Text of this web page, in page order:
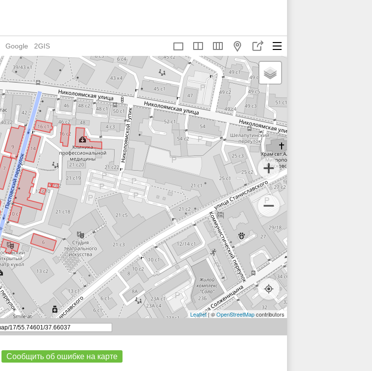
Google 2GIS
Leaflet| ©OpenStreetMapcontributors
Сообщить об ошибке на карте